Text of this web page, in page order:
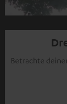
Betrachte